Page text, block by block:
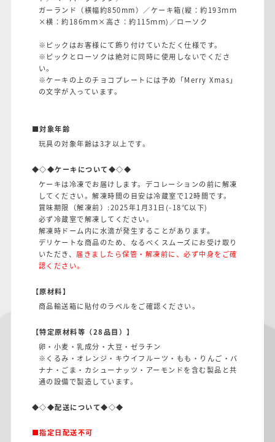
ガーランド（横幅約850mm）／ケーキ箱(縦：約193ｍｍ
×横：約186ｍｍ×高さ：約115ｍｍ)／ローソク
※ピックはお客様にて飾り付けていただく仕様です。
※ピックとローソクは絶対に同時に使用しないでくださ
い。
※ケーキの上のチョコプレートには予め「Merry Xmas」
の文字が入っています。
■対象年齢
玩具の対象年齢は3才以上です。
◆◇◆ケーキについて◆◇◆
ケーキは冷凍でお届けします。デコレーションの前に解凍
してください。解凍時間の目安は冷蔵室で12時間です。
賞味期限（解凍前）:2025年1月31日(-18℃以下)
必ず冷蔵室で解凍してください。
解凍時ドーム内に水滴が発生することがあります。
デリケートな商品のため、なるべくスムーズにお受け取り
いただき、 届きましたら保管・解凍前に、必ず中身をご確
認ください。
【原材料】
商品輸送箱に貼付のラベルをご確認ください。
【特定原材料等（28品目）】
卵・小麦・乳成分・大豆・ゼラチン
※くるみ・オレンジ・キウイフルーツ・もも・りんご・バ
ナナ・ごま・カシューナッツ・アーモンドを含む製品と共
通の設備で製造しています。
◆◇◆配送について◆◇◆
■指定日配送不可